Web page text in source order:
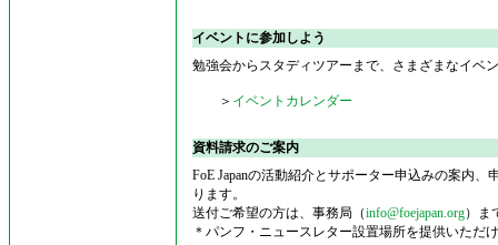
イベントに参加しよう
勉強会からスタディツアーまで、さまざまなイベ
＞ イベントカレンダー
資料請求のご案内
FoE Japanの活動紹介とサポーター申込みの案内
ります。
送付ご希望の方は、事務局（info@foejapan.org）ま
＊パンフ・ニュースレター設置場所を提供いただ